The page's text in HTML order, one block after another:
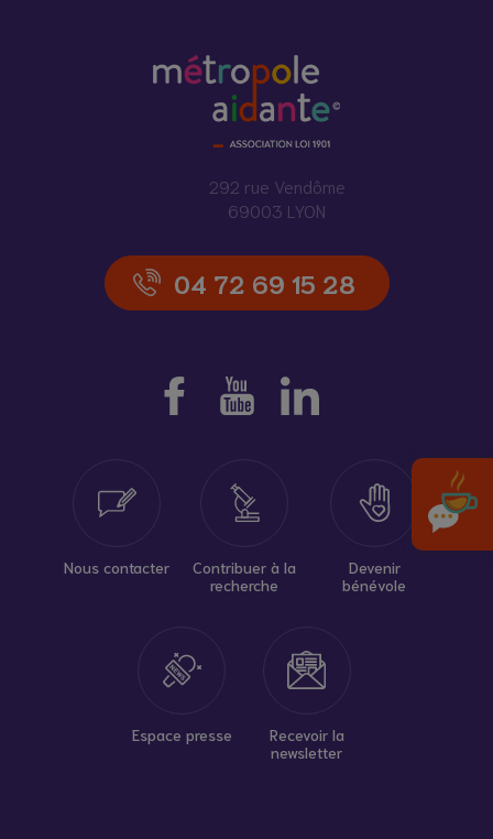
MDM principale Sainte-
Information / Orientation
Information / Orientation
en-Velin Condorcet
Information / Orientation
MDM principale
Villeurbanne Centre
Information / Orientation
Information / Orientation
MDM principale
292 rue Vendôme
69003 LYON
04 72 69 15 28
Nous contacter
Contribuer à la
recherche
Devenir
bénévole
Espace presse
Recevoir la
newsletter